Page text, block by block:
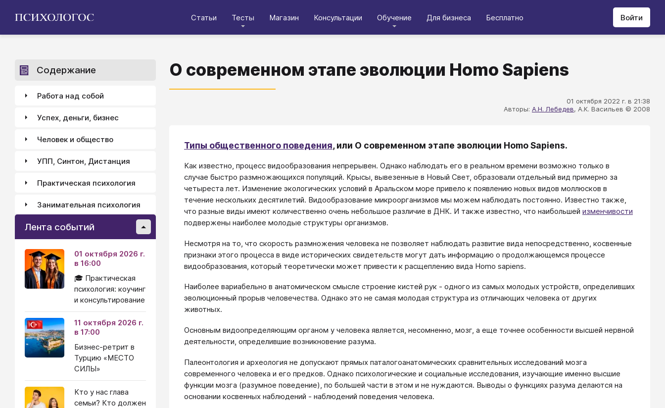
Статьи Тесты Магазин Консультации Обучение Для бизнеса Бесплатно Войти
О современном этапе эволюции Homo Sapiens
01 октября 2022 г. в 21:38
Авторы: А.Н. Лебедев, А.К. Васильев © 2008
Типы общественного поведения, или О современном этапе эволюции Homo Sapiens.
Как известно, процесс видообразования непрерывен. Однако наблюдать его в реальном времени возможно только в
случае быстро размножающихся популяций. Крысы, вывезенные в Новый Свет, образовали отдельный вид примерно за
четыреста лет. Изменение экологических условий в Аральском море привело к появлению новых видов моллюсков в
течение нескольких десятилетий. Видообразование микроорганизмов мы можем наблюдать постоянно. Известно также,
что разные виды имеют количественно очень небольшое различие в ДНК. И также известно, что наибольшей изменчивости
подвержены наиболее молодые структуры организмов.
Несмотря на то, что скорость размножения человека не позволяет наблюдать развитие вида непосредственно, косвенные
признаки этого процесса в виде исторических свидетельств могут дать информацию о продолжающемся процессе
видообразования, который теоретически может привести к расщеплению вида Homo sapiens.
Наиболее вариабельно в анатомическом смысле строение кистей рук - одного из самых молодых устройств, определивших
эволюционный прорыв человечества. Однако это не самая молодая структура из отличающих человека от других
животных.
Основным видоопределяющим органом у человека является, несомненно, мозг, а еще точнее особенности высшей нервной
деятельности, определившие возникновение разума.
Палеонтология и археология не допускают прямых паталогоанатомических сравнительных исследований мозга
современного человека и его предков. Однако психологические и социальные исследования, изучающие именно высшие
функции мозга (разумное поведение), по большей части в этом и не нуждаются. Выводы о функциях разума делаются на
основании косвенных наблюдений - наблюдений поведения человека.
Содержание
Работа над собой
Успех, деньги, бизнес
Человек и общество
УПП, Синтон, Дистанция
Практическая психология
Занимательная психология
Лента событий
01 октября 2026 г.
в 16:00
🎓 Практическая
психология: коучинг
и консультирование
11 октября 2026 г.
в 17:00
Бизнес-ретрит в
Турцию «МЕСТО
СИЛЫ»
Кто у нас глава
семьи? Кто должен